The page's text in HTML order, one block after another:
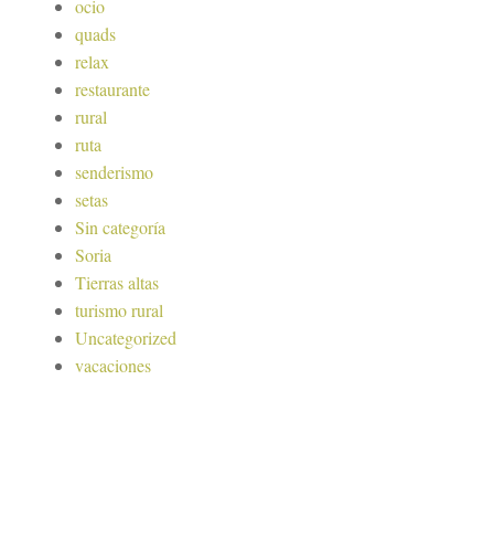
ocio
quads
relax
restaurante
rural
ruta
senderismo
setas
Sin categoría
Soria
Tierras altas
turismo rural
Uncategorized
vacaciones